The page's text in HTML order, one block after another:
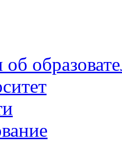
об